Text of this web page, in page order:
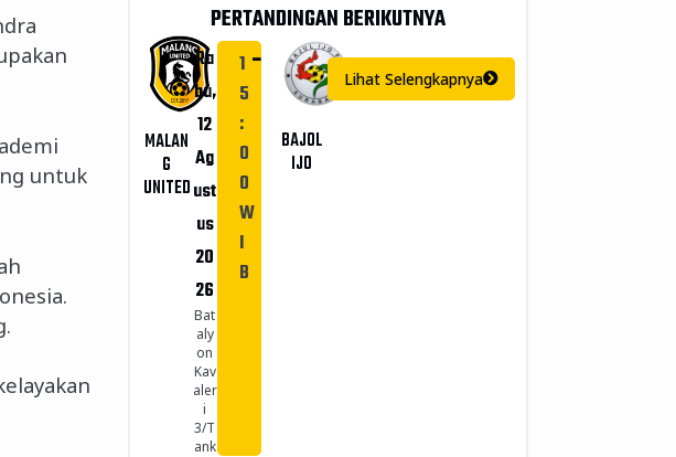
untuk
PERTANDINGAN BERIKUTNYA
MALAN
G
UNITED
Ra
bu,
12
Ag
ust
us
20
26
Bat
aly
on
Kav
aler
i
3/T
ank
1
5
:
0
0
W
I
B
-
BAJOL
IJO
Lihat Selengkapnya